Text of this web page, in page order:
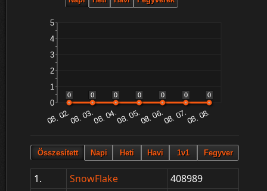
1. SnowFlake
408989